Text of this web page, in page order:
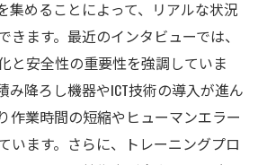
集めることによって、リアルな状況
きます。最近のインタビューでは、
と安全性の重要性を強調していま
み降ろし機器やICT技術の導入が進ん
作業時間の短縮やヒューマンエラー
います。さらに、トレーニングプロ